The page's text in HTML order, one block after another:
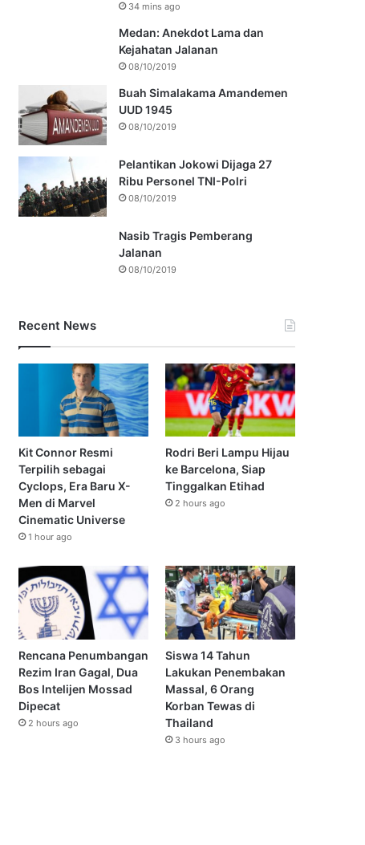
34 mins ago
Medan: Anekdot Lama dan
Kejahatan Jalanan
08/10/2019
Buah Simalakama Amandemen
UUD 1945
08/10/2019
Pelantikan Jokowi Dijaga 27
Ribu Personel TNI-Polri
08/10/2019
Nasib Tragis Pemberang
Jalanan
08/10/2019
Recent News
Kit Connor Resmi
Terpilih sebagai
Cyclops, Era Baru X-
Men di Marvel
Cinematic Universe
1 hour ago
Rodri Beri Lampu Hijau
ke Barcelona, Siap
Tinggalkan Etihad
2 hours ago
Rencana Penumbangan
Rezim Iran Gagal, Dua
Bos Intelijen Mossad
Dipecat
2 hours ago
Siswa 14 Tahun
Lakukan Penembakan
Massal, 6 Orang
Korban Tewas di
Thailand
3 hours ago